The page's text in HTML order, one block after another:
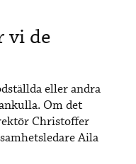
vi de
eller andra
Om det
Christoffer
Aila